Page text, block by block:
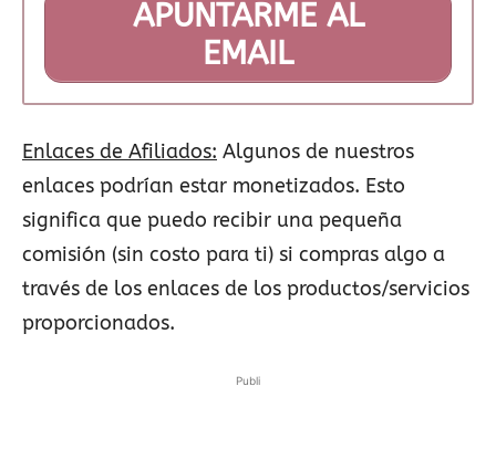
APUNTARME AL
EMAIL
Enlaces de Afiliados: Algunos de nuestros
enlaces podrían estar monetizados. Esto
significa que puedo recibir una pequeña
comisión (sin costo para ti) si compras algo a
través de los enlaces de los productos/servicios
proporcionados.
Publi